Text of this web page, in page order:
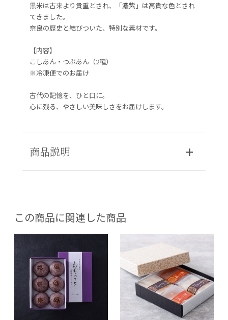
黒米は古来より貴重とされ、「濃紫」は高貴な色とされ
てきました。
奈良の歴史と結びついた、特別な素材です。
【内容】
こしあん・つぶあん（2種）
※冷凍便でのお届け
古代の記憶を、ひと口に。
心に残る、やさしい美味しさをお届けします。
商品説明
この商品に関連した商品